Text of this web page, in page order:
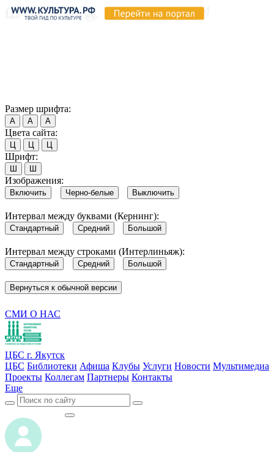
Размер шрифта:
А А А
Цвета сайта:
Ц Ц Ц
Шрифт:
Ш Ш
Изображения:
Включить Черно-белые Выключить
Интервал между буквами (Кернинг):
Стандартный Средний Большой
Интервал между строками (Интерлиньяж):
Стандартный Средний Большой
Вернуться к обычной версии
СМИ О НАС
ЦБС г. Якутск
ЦБС Библиотеки Афиша Клубы Услуги Новости Мультимедиа
Проекты Коллегам Партнеры Контакты
Еще